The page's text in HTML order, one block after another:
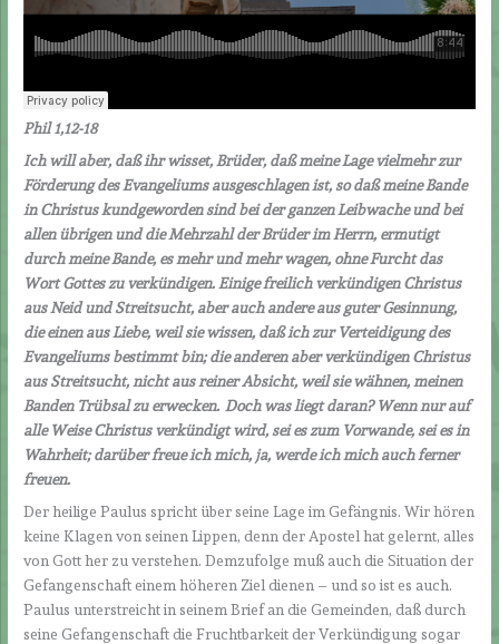
Phil 1,12-18
Ich will aber, daß ihr wisset, Brüder, daß meine Lage vielmehr zur
Förderung des Evangeliums ausgeschlagen ist, so daß meine Bande
in Christus kundgeworden sind bei der ganzen Leibwache und bei
allen übrigen und die Mehrzahl der Brüder im Herrn, ermutigt
durch meine Bande, es mehr und mehr wagen, ohne Furcht das
Wort Gottes zu verkündigen. Einige freilich verkündigen Christus
aus Neid und Streitsucht, aber auch andere aus guter Gesinnung,
die einen aus Liebe, weil sie wissen, daß ich zur Verteidigung des
Evangeliums bestimmt bin; die anderen aber verkündigen Christus
aus Streitsucht, nicht aus reiner Absicht, weil sie wähnen, meinen
Banden Trübsal zu erwecken. Doch was liegt daran? Wenn nur auf
alle Weise Christus verkündigt wird, sei es zum Vorwande, sei es in
Wahrheit; darüber freue ich mich, ja, werde ich mich auch ferner
freuen.
Der heilige Paulus spricht über seine Lage im Gefängnis. Wir hören
keine Klagen von seinen Lippen, denn der Apostel hat gelernt, alles
von Gott her zu verstehen. Demzufolge muß auch die Situation der
Gefangenschaft einem höheren Ziel dienen – und so ist es auch.
Paulus unterstreicht in seinem Brief an die Gemeinden, daß durch
seine Gefangenschaft die Fruchtbarkeit der Verkündigung sogar